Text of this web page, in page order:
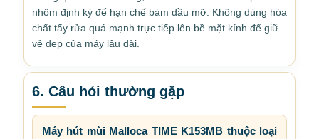
nhôm định kỳ để hạn chế bám dầu mỡ. Không dùng hóa
chất tẩy rửa quá mạnh trực tiếp lên bề mặt kính để giữ
vẻ đẹp của máy lâu dài.
6. Câu hỏi thường gặp
Máy hút mùi Malloca TIME K153MB thuộc loại